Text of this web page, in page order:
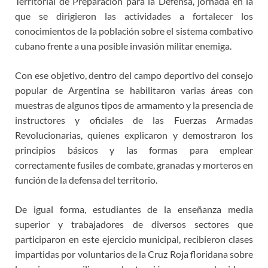
que se dirigieron las actividades a fortalecer los
conocimientos de la población sobre el sistema combativo
cubano frente a una posible invasión militar enemiga.
Con ese objetivo, dentro del campo deportivo del consejo
popular de Argentina se habilitaron varias áreas con
muestras de algunos tipos de armamento y la presencia de
instructores y oficiales de las Fuerzas Armadas
Revolucionarias, quienes explicaron y demostraron los
principios básicos y las formas para emplear
correctamente fusiles de combate, granadas y morteros en
función de la defensa del territorio.
De igual forma, estudiantes de la enseñanza media
superior y trabajadores de diversos sectores que
participaron en este ejercicio municipal, recibieron clases
impartidas por voluntarios de la Cruz Roja floridana sobre